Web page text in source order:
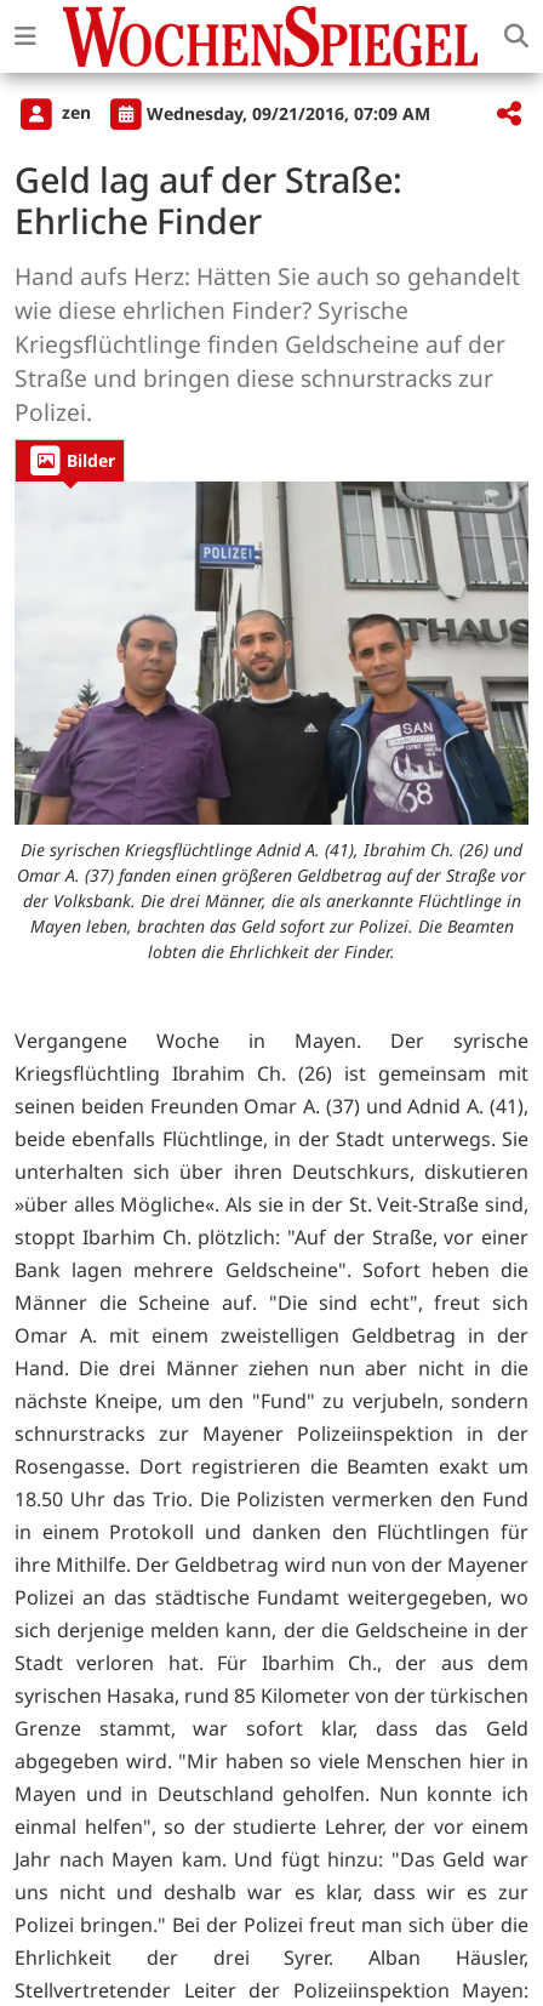
zen Wednesday, 09/21/2016, 07:09 AM
Geld lag auf der Straße:
Ehrliche Finder
Hand aufs Herz: Hätten Sie auch so gehandelt
wie diese ehrlichen Finder? Syrische
Kriegsflüchtlinge finden Geldscheine auf der
Straße und bringen diese schnurstracks zur
Polizei.
Bilder
Die syrischen Kriegsflüchtlinge Adnid A. (41), Ibrahim Ch. (26) und
Omar A. (37) fanden einen größeren Geldbetrag auf der Straße vor
der Volksbank. Die drei Männer, die als anerkannte Flüchtlinge in
Mayen leben, brachten das Geld sofort zur Polizei. Die Beamten
lobten die Ehrlichkeit der Finder.
Vergangene Woche in Mayen. Der syrische
Kriegsflüchtling Ibrahim Ch. (26) ist gemeinsam mit
seinen beiden Freunden Omar A. (37) und Adnid A. (41),
beide ebenfalls Flüchtlinge, in der Stadt unterwegs. Sie
unterhalten sich über ihren Deutschkurs, diskutieren
»über alles Mögliche«. Als sie in der St. Veit-Straße sind,
stoppt Ibarhim Ch. plötzlich: "Auf der Straße, vor einer
Bank lagen mehrere Geldscheine". Sofort heben die
Männer die Scheine auf. "Die sind echt", freut sich
Omar A. mit einem zweistelligen Geldbetrag in der
Hand. Die drei Männer ziehen nun aber nicht in die
nächste Kneipe, um den "Fund" zu verjubeln, sondern
schnurstracks zur Mayener Polizeiinspektion in der
Rosengasse. Dort registrieren die Beamten exakt um
18.50 Uhr das Trio. Die Polizisten vermerken den Fund
in einem Protokoll und danken den Flüchtlingen für
ihre Mithilfe. Der Geldbetrag wird nun von der Mayener
Polizei an das städtische Fundamt weitergegeben, wo
sich derjenige melden kann, der die Geldscheine in der
Stadt verloren hat. Für Ibarhim Ch., der aus dem
syrischen Hasaka, rund 85 Kilometer von der türkischen
Grenze stammt, war sofort klar, dass das Geld
abgegeben wird. "Mir haben so viele Menschen hier in
Mayen und in Deutschland geholfen. Nun konnte ich
einmal helfen", so der studierte Lehrer, der vor einem
Jahr nach Mayen kam. Und fügt hinzu: "Das Geld war
uns nicht und deshalb war es klar, dass wir es zur
Polizei bringen." Bei der Polizei freut man sich über die
Ehrlichkeit der drei Syrer. Alban Häusler,
Stellvertretender Leiter der Polizeiinspektion Mayen: